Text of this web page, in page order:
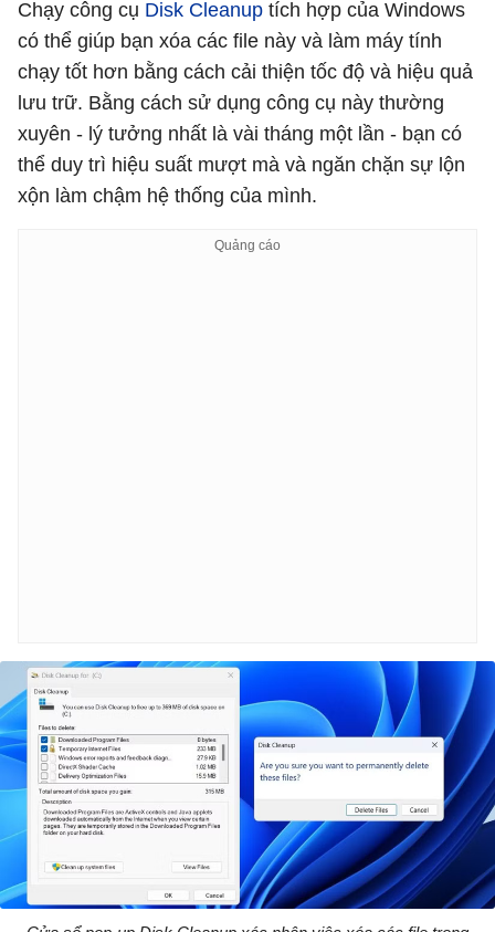
Chạy công cụ Disk Cleanup tích hợp của Windows
có thể giúp bạn xóa các file này và làm máy tính
chạy tốt hơn bằng cách cải thiện tốc độ và hiệu quả
lưu trữ. Bằng cách sử dụng công cụ này thường
xuyên - lý tưởng nhất là vài tháng một lần - bạn có
thể duy trì hiệu suất mượt mà và ngăn chặn sự lộn
xộn làm chậm hệ thống của mình.